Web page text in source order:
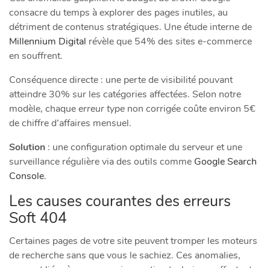
consacre du temps à explorer des pages inutiles, au
détriment de contenus stratégiques. Une étude interne de
Millennium Digital révèle que 54% des sites e-commerce
en souffrent.
Conséquence directe : une perte de visibilité pouvant
atteindre 30% sur les catégories affectées. Selon notre
modèle, chaqueerreur type non corrigée coûte environ 5€
de chiffre d’affaires mensuel.
Solution : une configuration optimale du serveur et une
surveillance régulière via des outils comme Google Search
Console.
Les causes courantes des erreurs
Soft 404
Certaines pages de votre site peuvent tromper les moteurs
de recherche sans que vous le sachiez. Ces anomalies,